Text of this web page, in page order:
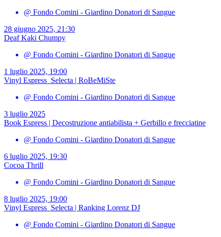
@ Fondo Comini - Giardino Donatori di Sangue
28 giugno 2025, 21:30
Deaf Kaki Chumpy
@ Fondo Comini - Giardino Donatori di Sangue
1 luglio 2025, 19:00
Vinyl Espress_Selecta | RoBeMiSte
@ Fondo Comini - Giardino Donatori di Sangue
3 luglio 2025
Book Espress | Decostruzione antiabilista + Gerbillo e frecciatine
@ Fondo Comini - Giardino Donatori di Sangue
6 luglio 2025, 19:30
Cocoa Thrill
@ Fondo Comini - Giardino Donatori di Sangue
8 luglio 2025, 19:00
Vinyl Espress_Selecta | Ranking Lorenz DJ
@ Fondo Comini - Giardino Donatori di Sangue